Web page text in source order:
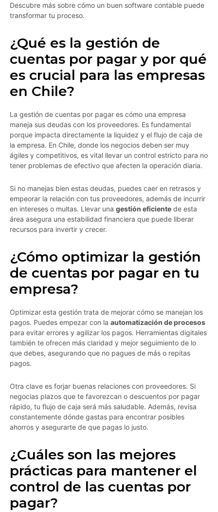
Descubre más sobre cómo un buen software contable puede
transformar tu proceso.
¿Qué es la gestión de
cuentas por pagar y por qué
es crucial para las empresas
en Chile?
La gestión de cuentas por pagar es cómo una empresa
maneja sus deudas con los proveedores. Es fundamental
porque impacta directamente la liquidez y el flujo de caja de
la empresa. En Chile, donde los negocios deben ser muy
ágiles y competitivos, es vital llevar un control estricto para no
tener problemas de efectivo que afecten la operación diaria.
Si no manejas bien estas deudas, puedes caer en retrasos y
empeorar la relación con tus proveedores, además de incurrir
en intereses o multas. Llevar una gestión eficiente de esta
área asegura una estabilidad financiera que puede liberar
recursos para invertir y crecer.
¿Cómo optimizar la gestión
de cuentas por pagar en tu
empresa?
Optimizar esta gestión trata de mejorar cómo se manejan los
pagos. Puedes empezar con la automatización de procesos
para evitar errores y agilizar los pagos. Herramientas digitales
también te ofrecen más claridad y mejor seguimiento de lo
que debes, asegurando que no pagues de más o repitas
pagos.
Otra clave es forjar buenas relaciones con proveedores. Si
negocias plazos que te favorezcan o descuentos por pagar
rápido, tu flujo de caja será más saludable. Además, revisa
constantemente dónde gastas para encontrar posibles
ahorros y asegurarte de que pagas lo justo.
¿Cuáles son las mejores
prácticas para mantener el
control de las cuentas por
pagar?